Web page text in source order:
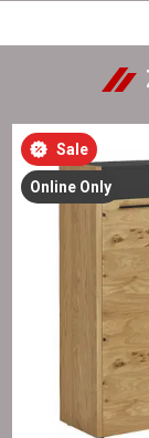
Sale
Online Only